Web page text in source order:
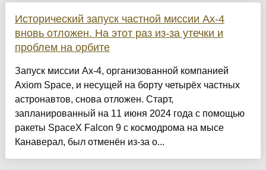
Исторический запуск частной миссии Ax-4
вновь отложен. На этот раз из-за утечки и
проблем на орбите
Запуск миссии Ax-4, организованной компанией
Axiom Space, и несущей на борту четырёх частных
астронавтов, снова отложен. Старт,
запланированный на 11 июня 2024 года с помощью
ракеты SpaceX Falcon 9 с космодрома на мысе
Канаверал, был отменён из-за о...